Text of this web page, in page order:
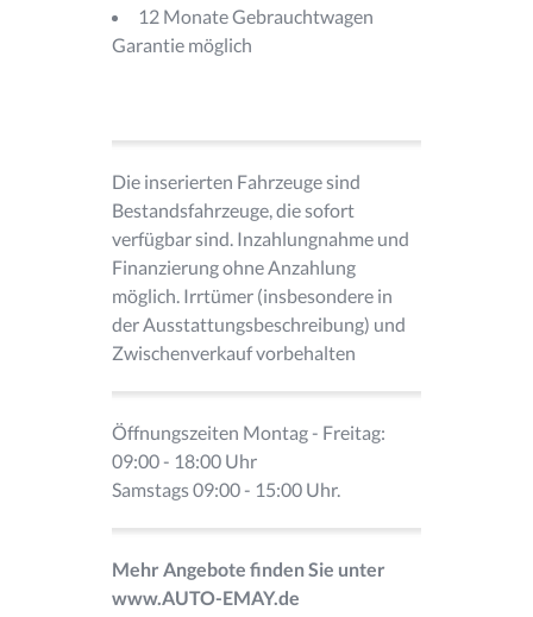
12 Monate Gebrauchtwagen
Garantie möglich
Die inserierten Fahrzeuge sind
Bestandsfahrzeuge, die sofort
verfügbar sind. Inzahlungnahme und
Finanzierung ohne Anzahlung
möglich. Irrtümer (insbesondere in
der Ausstattungsbeschreibung) und
Zwischenverkauf vorbehalten
Öffnungszeiten Montag - Freitag:
09:00 - 18:00 Uhr
Samstags 09:00 - 15:00 Uhr.
Mehr Angebote finden Sie unter
www.AUTO-EMAY.de